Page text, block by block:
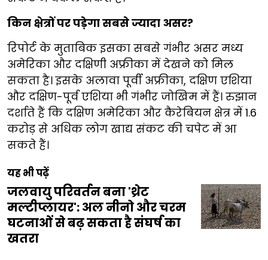
किन क्षेत्रों पर पड़ेगा सबसे ज्यादा असर?
रिपोर्ट के मुताबिक इसका सबसे गंभीर असर मध्य
अमेरिका और दक्षिणी अफ्रीका में देखने को मिल
सकता है। इसके अलावा पूर्वी अफ्रीका, दक्षिण एशिया
और दक्षिण-पूर्व एशिया भी गंभीर जोखिम में हैं। रुझान
दर्शाते हैं कि दक्षिण अमेरिका और कैरेबियन क्षेत्र में 1.6
करोड़ से अधिक लोग खाद्य संकट की चपेट में आ
सकते हैं।
यह भी पढ़ें
जलवायु परिवर्तन बना 'थ्रेट
मल्टीप्लायर': अल नीनो और चरम
घटनाओं से बढ़ सकता है संघर्ष का
खतरा